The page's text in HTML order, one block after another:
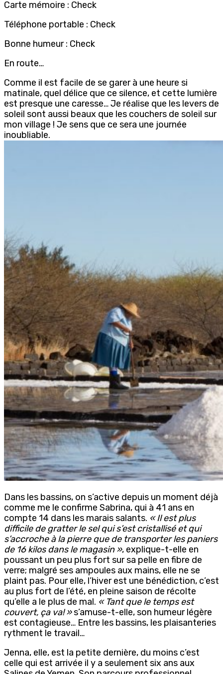
Carte mémoire : Check
Téléphone portable : Check
Bonne humeur : Check
En route…
Comme il est facile de se garer à une heure si
matinale, quel délice que ce silence, et cette lumière
est presque une caresse… Je réalise que les levers de
soleil sont aussi beaux que les couchers de soleil sur
mon village ! Je sens que ce sera une journée
inoubliable.
Dans les bassins, on s’active depuis un moment déjà
comme me le confirme Sabrina, qui à 41 ans en
compte 14 dans les marais salants. « Il est plus
difficile de gratter le sel qui s’est cristallisé et qui
s’accroche à la pierre que de transporter les paniers
de 16 kilos dans le magasin », explique-t-elle en
poussant un peu plus fort sur sa pelle en fibre de
verre; malgré ses ampoules aux mains, elle ne se
plaint pas. Pour elle, l’hiver est une bénédiction, c’est
au plus fort de l’été, en pleine saison de récolte
qu’elle a le plus de mal. « Tant que le temps est
couvert, ça va! »s’amuse-t-elle, son humeur légère
est contagieuse… Entre les bassins, les plaisanteries
rythment le travail…
Jenna, elle, est la petite dernière, du moins c’est
celle qui est arrivée il y a seulement six ans aux